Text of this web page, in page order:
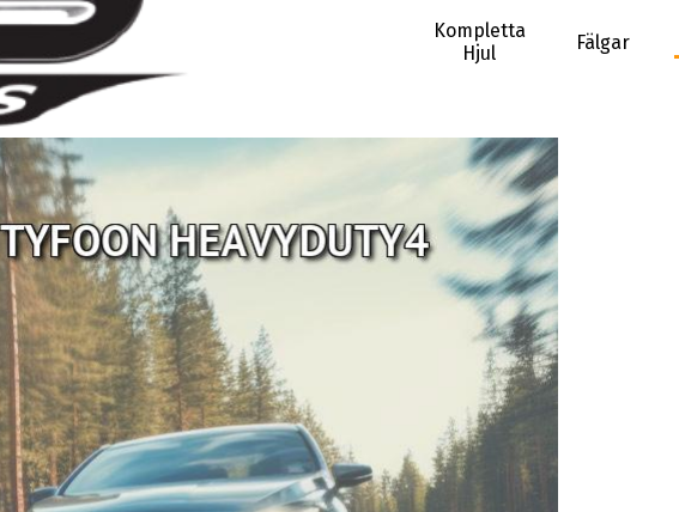
Kompletta
Hjul
Fälgar